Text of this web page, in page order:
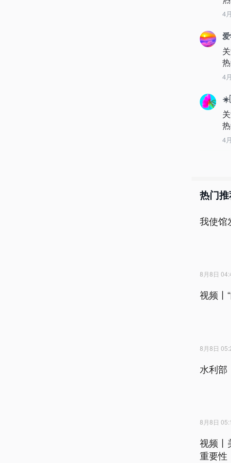
4
4
4
热门
我使馆
8月8日
视频丨
8月8日
水利部
8月8日
视频丨
重要性